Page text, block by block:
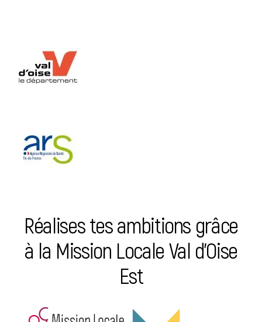
Réalises tes ambitions grâce
à la Mission Locale Val d’Oise
Est